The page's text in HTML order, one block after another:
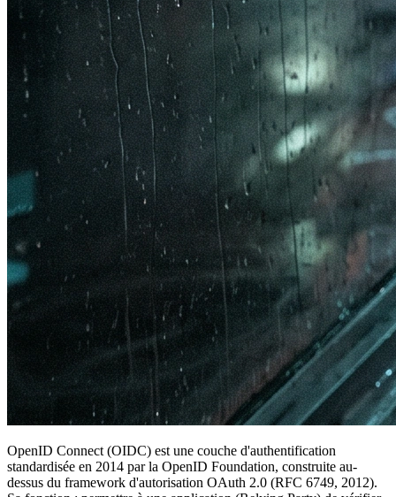
OpenID Connect (OIDC) est une couche d'authentification
standardisée en 2014 par la OpenID Foundation, construite au-
dessus du framework d'autorisation OAuth 2.0 (RFC 6749, 2012).